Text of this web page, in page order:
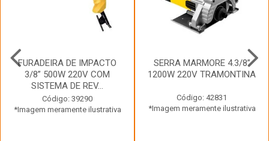
FURADEIRA DE IMPACTO
3/8” 500W 220V COM
SISTEMA DE REV...
Código: 39290
*Imagem meramente ilustrativa
SERRA MARMORE 4.3/8”
1200W 220V TRAMONTINA
Código: 42831
*Imagem meramente ilustrativa